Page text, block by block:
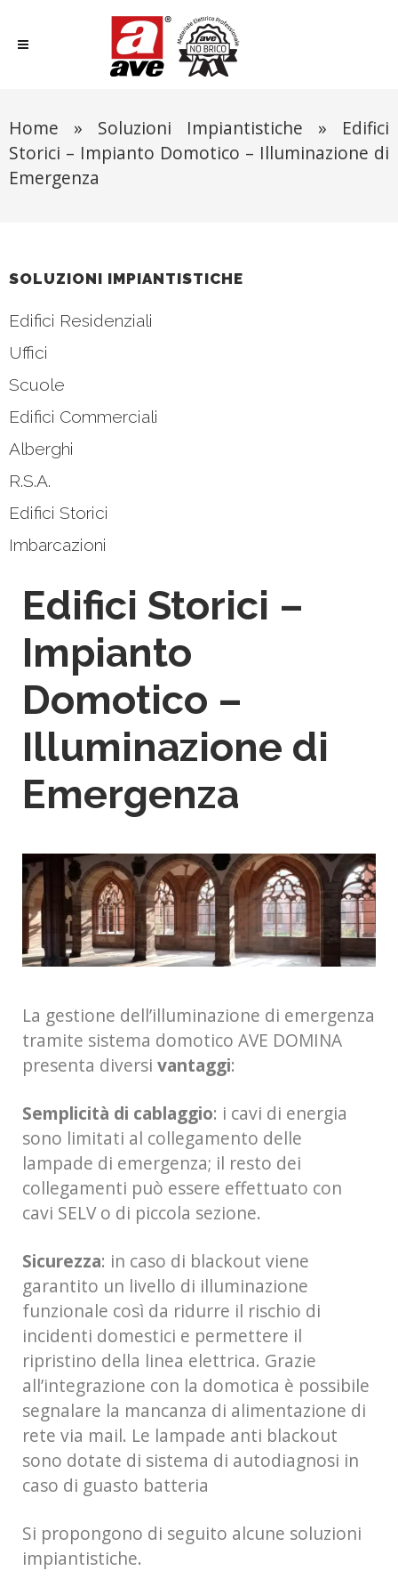
Home » Soluzioni Impiantistiche » Edifici
Storici – Impianto Domotico – Illuminazione di
Emergenza
SOLUZIONI IMPIANTISTICHE
Edifici Residenziali
Uffici
Scuole
Edifici Commerciali
Alberghi
R.S.A.
Edifici Storici
Imbarcazioni
Edifici Storici –
Impianto
Domotico –
Illuminazione di
Emergenza
La gestione dell’illuminazione di emergenza
tramite sistema domotico AVE DOMINA
presenta diversi vantaggi:
Semplicità di cablaggio: i cavi di energia
sono limitati al collegamento delle
lampade di emergenza; il resto dei
collegamenti può essere effettuato con
cavi SELV o di piccola sezione.
Sicurezza: in caso di blackout viene
garantito un livello di illuminazione
funzionale così da ridurre il rischio di
incidenti domestici e permettere il
ripristino della linea elettrica. Grazie
all’integrazione con la domotica è possibile
segnalare la mancanza di alimentazione di
rete via mail. Le lampade anti blackout
sono dotate di sistema di autodiagnosi in
caso di guasto batteria
Si propongono di seguito alcune soluzioni
impiantistiche.